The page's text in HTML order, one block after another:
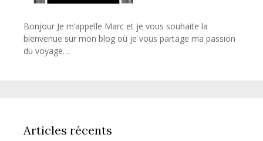
Bonjour Je m’appelle Marc et je vous souhaite la
bienvenue sur mon blog où je vous partage ma passion
du voyage…
Articles récents